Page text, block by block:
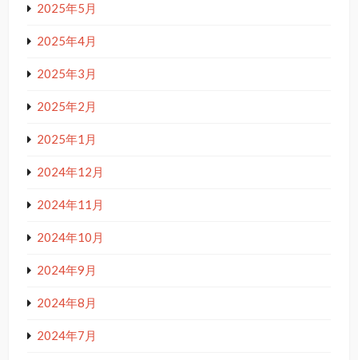
2025年5月
2025年4月
2025年3月
2025年2月
2025年1月
2024年12月
2024年11月
2024年10月
2024年9月
2024年8月
2024年7月